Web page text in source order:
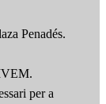
Penadés.
per a